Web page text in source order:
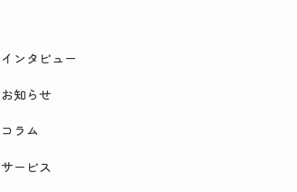
インタビュー
お知らせ
コラム
サービス